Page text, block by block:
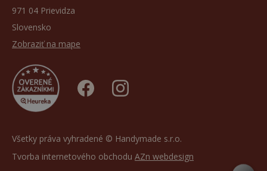
971 04 Prievidza
Slovensko
Zobraziť na mape
Všetky práva vyhradené © Handymade s.r.o.
Tvorba internetového obchodu AZn webdesign